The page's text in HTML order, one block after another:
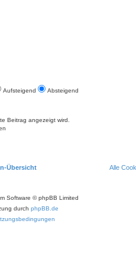
Aufsteigend
Absteigend
Beitrag angezeigt wird.
Übersicht Alle
Software © phpBB Limited
durch phpBB.de